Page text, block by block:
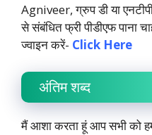
Agniveer, ग्रुप डी या
से संबंधित फ्री पीडीएफ पाना
ज्वाइन करें- Click Here
अंतिम शब्द
मैं आशा करता हूं आप सभी को